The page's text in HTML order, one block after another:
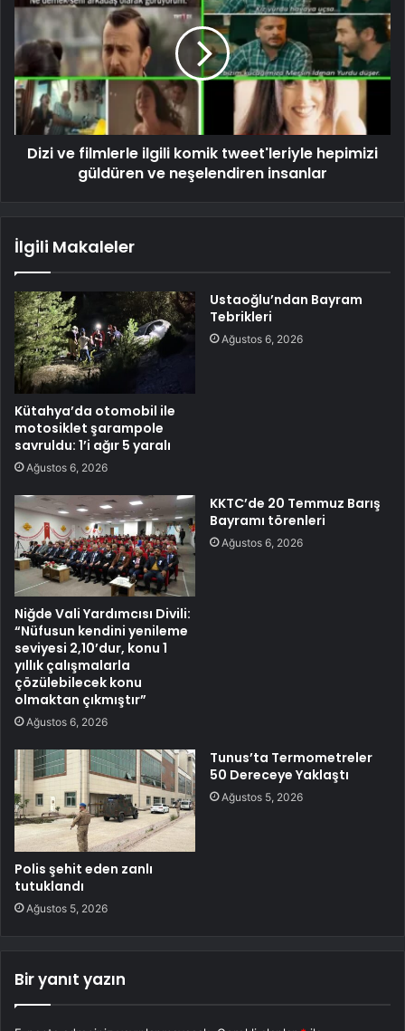
Dizi ve filmlerle ilgili komik tweet'leriyle hepimizi
güldüren ve neşelendiren insanlar
İlgili Makaleler
Kütahya’da otomobil ile
motosiklet şarampole
savruldu: 1’i ağır 5 yaralı
Ağustos 6, 2026
Ustaoğlu’ndan Bayram
Tebrikleri
Ağustos 6, 2026
Niğde Vali Yardımcısı Divili:
“Nüfusun kendini yenileme
seviyesi 2,10’dur, konu 1
yıllık çalışmalarla
çözülebilecek konu
olmaktan çıkmıştır”
Ağustos 6, 2026
KKTC’de 20 Temmuz Barış
Bayramı törenleri
Ağustos 6, 2026
Polis şehit eden zanlı
tutuklandı
Ağustos 5, 2026
Tunus’ta Termometreler
50 Dereceye Yaklaştı
Ağustos 5, 2026
Bir yanıt yazın